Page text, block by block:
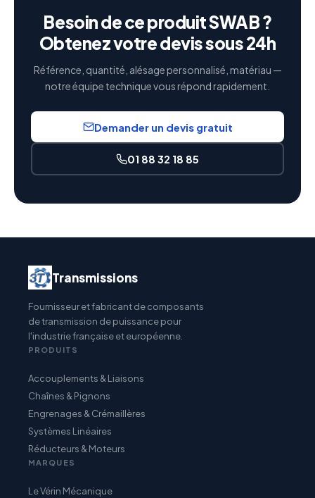
Besoin de ce produit SWAB ?
Obtenez votre devis sous 24h
Référence, quantité, alésage personnalisé, matériau —
notre équipe technique vous répond rapidement.
Demander un devis gratuit
01 88 32 18 85
Transmissions
Fournisseur et fabricant de composants
de transmission de puissance pour
l'industrie française et européenne.
PRODUITS
Accouplements & Liaisons
Chaînes & Pignons
Engrenages & Crémaillères
Systèmes Linéaires
Réducteurs & Moteurs
MARQUES
Le Vérin Mécanique